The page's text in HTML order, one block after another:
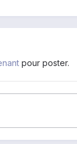
pour poster.